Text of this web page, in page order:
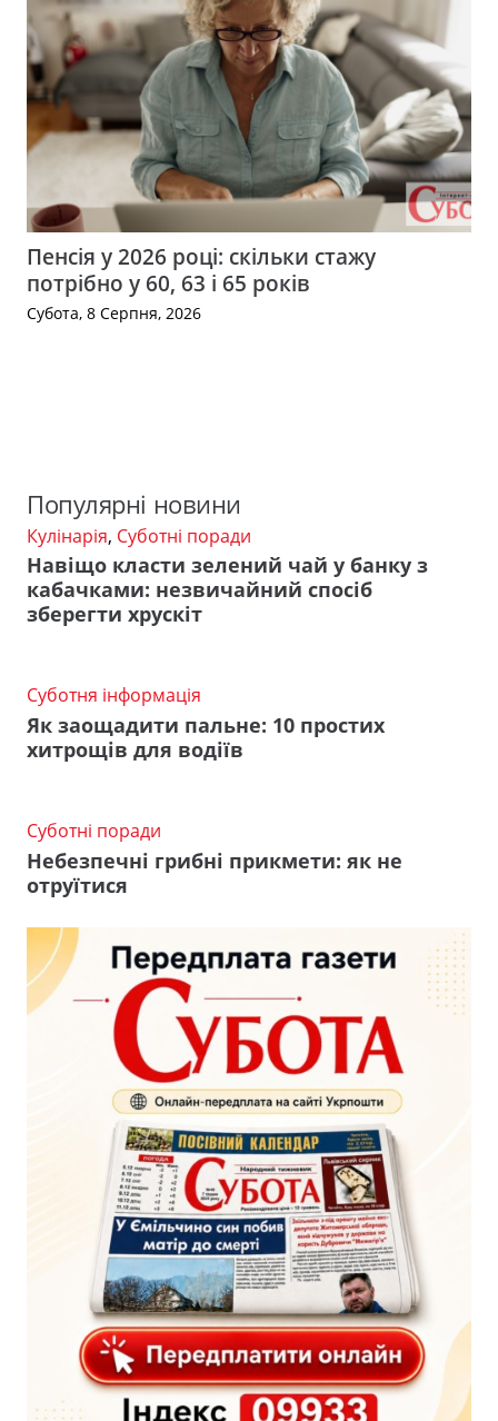
Пенсія у 2026 році: скільки стажу
потрібно у 60, 63 і 65 років
Субота, 8 Серпня, 2026
Популярні новини
Кулінарія, Суботні поради
Навіщо класти зелений чай у банку з
кабачками: незвичайний спосіб
зберегти хрускіт
Суботня інформація
Як заощадити пальне: 10 простих
хитрощів для водіїв
Суботні поради
Небезпечні грибні прикмети: як не
отруїтися